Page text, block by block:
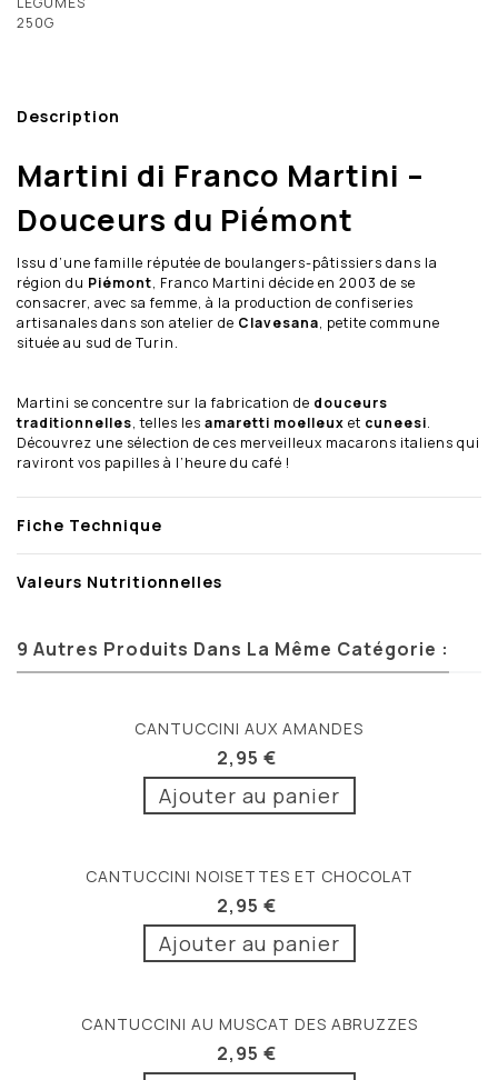
Description
Martini di Franco Martini –
Douceurs du Piémont
Issu d’une famille réputée de boulangers-pâtissiers dans la
région du Piémont, Franco Martini décide en 2003 de se
consacrer, avec sa femme, à la production de confiseries
artisanales dans son atelier de Clavesana, petite commune
située au sud de Turin.
Martini se concentre sur la fabrication de douceurs
traditionnelles, telles les amaretti moelleux et cuneesi.
Découvrez une sélection de ces merveilleux macarons italiens qui
raviront vos papilles à l’heure du café !
Fiche Technique
Valeurs Nutritionnelles
9 Autres Produits Dans La Même Catégorie :
CANTUCCINI AUX AMANDES
2,95 €
Ajouter au panier
CANTUCCINI NOISETTES ET CHOCOLAT
2,95 €
Ajouter au panier
CANTUCCINI AU MUSCAT DES ABRUZZES
2,95 €